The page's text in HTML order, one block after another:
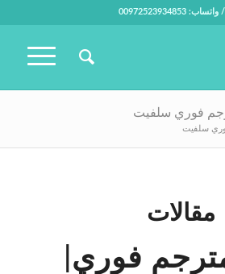
00972523934853
سلفيت
مقالات
فوري|